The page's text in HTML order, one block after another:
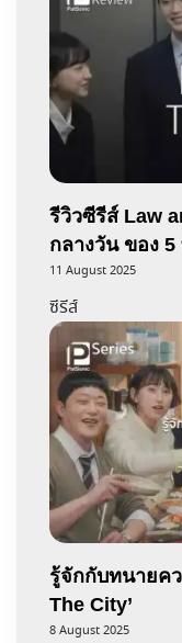
รีวิวซีรีส์ Law
กลางวัน ของ
11 August 2025
ซีรีส์
รู้จักกับทนายค
The City’
8 August 2025